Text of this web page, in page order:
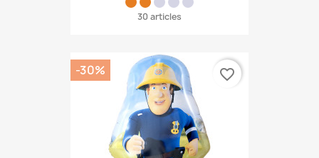
30 articles
-30% favorite_border